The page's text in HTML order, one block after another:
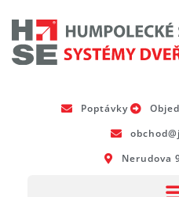
Poptávky
Nerudova